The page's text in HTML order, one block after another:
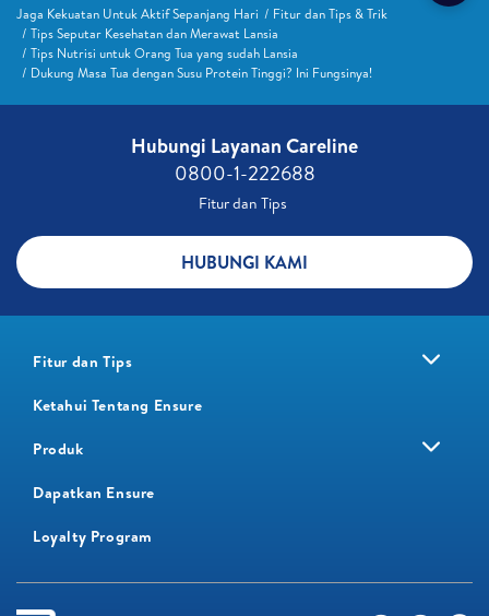
Jaga Kekuatan Untuk Aktif Sepanjang Hari
Fitur dan Tips & Trik
Tips Seputar Kesehatan dan Merawat Lansia
Tips Nutrisi untuk Orang Tua yang sudah Lansia
Dukung Masa Tua dengan Susu Protein Tinggi? Ini Fungsinya!
Hubungi Layanan Careline​
0800-1-222688​
Fitur dan Tips ​
HUBUNGI KAMI
Fitur dan Tips
Ketahui Tentang Ensure
Produk
Dapatkan Ensure
Loyalty Program​